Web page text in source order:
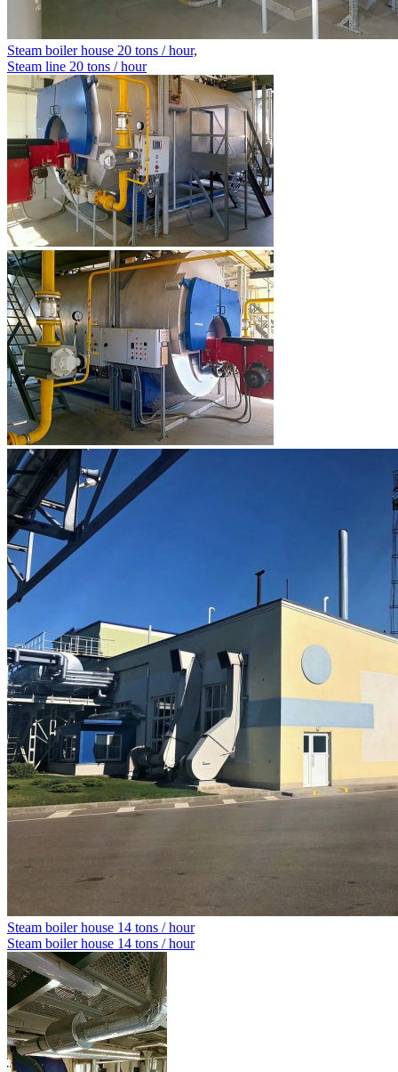
Steam boiler house 20 tons / hour,
Steam line 20 tons / hour
Steam boiler house 14 tons / hour
Steam boiler house 14 tons / hour